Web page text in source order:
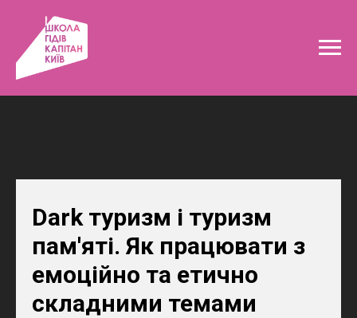
Dark туризм і туризм
пам'яті. Як працювати з
емоційно та етично
складними темами